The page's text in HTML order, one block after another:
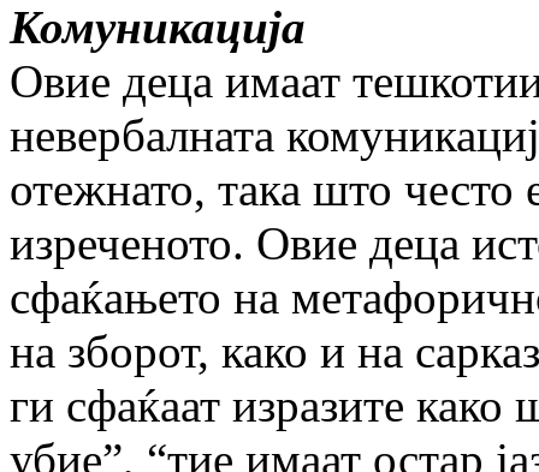
Комуникација
Овие деца имаат
невербалната
отежнато, така што често
изреченото. Овие деца
сфаќањето на
на зборот, како и на
ги сфаќаат изразите
убие”, “тие имаат остар